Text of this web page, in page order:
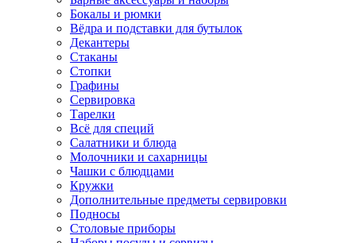
Бокалы и рюмки
Вёдра и подставки для бутылок
Декантеры
Стаканы
Стопки
Графины
Сервировка
Тарелки
Всё для специй
Салатники и блюда
Молочники и сахарницы
Чашки с блюдцами
Кружки
Дополнительные предметы сервировки
Подносы
Столовые приборы